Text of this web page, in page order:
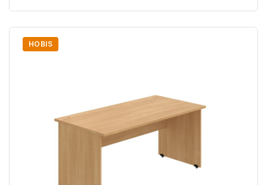
HOBIS